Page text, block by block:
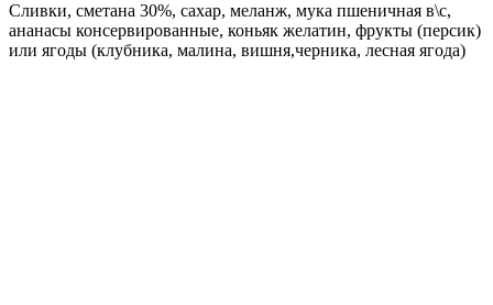
Сливки, сметана 30%, сахар, меланж, мука пшеничная в\с,
ананасы консервированные, коньяк желатин, фрукты (персик)
или ягоды (клубника, малина, вишня,черника, лесная ягода)